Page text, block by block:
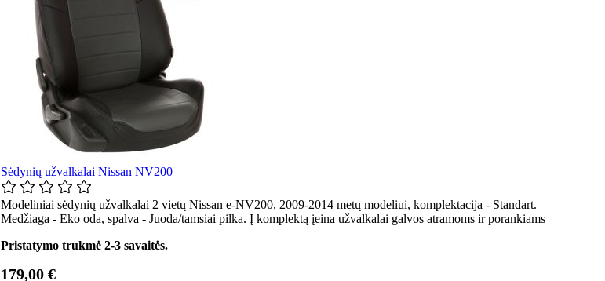
Sėdynių užvalkalai Nissan NV200
Modeliniai sėdynių užvalkalai 2 vietų Nissan e-NV200, 2009-2014 metų modeliui, komplektacija - Standart.
Medžiaga - Eko oda, spalva - Juoda/tamsiai pilka. Į komplektą įeina užvalkalai galvos atramoms ir porankiams
Pristatymo trukmė 2-3 savaitės.
179,00 €